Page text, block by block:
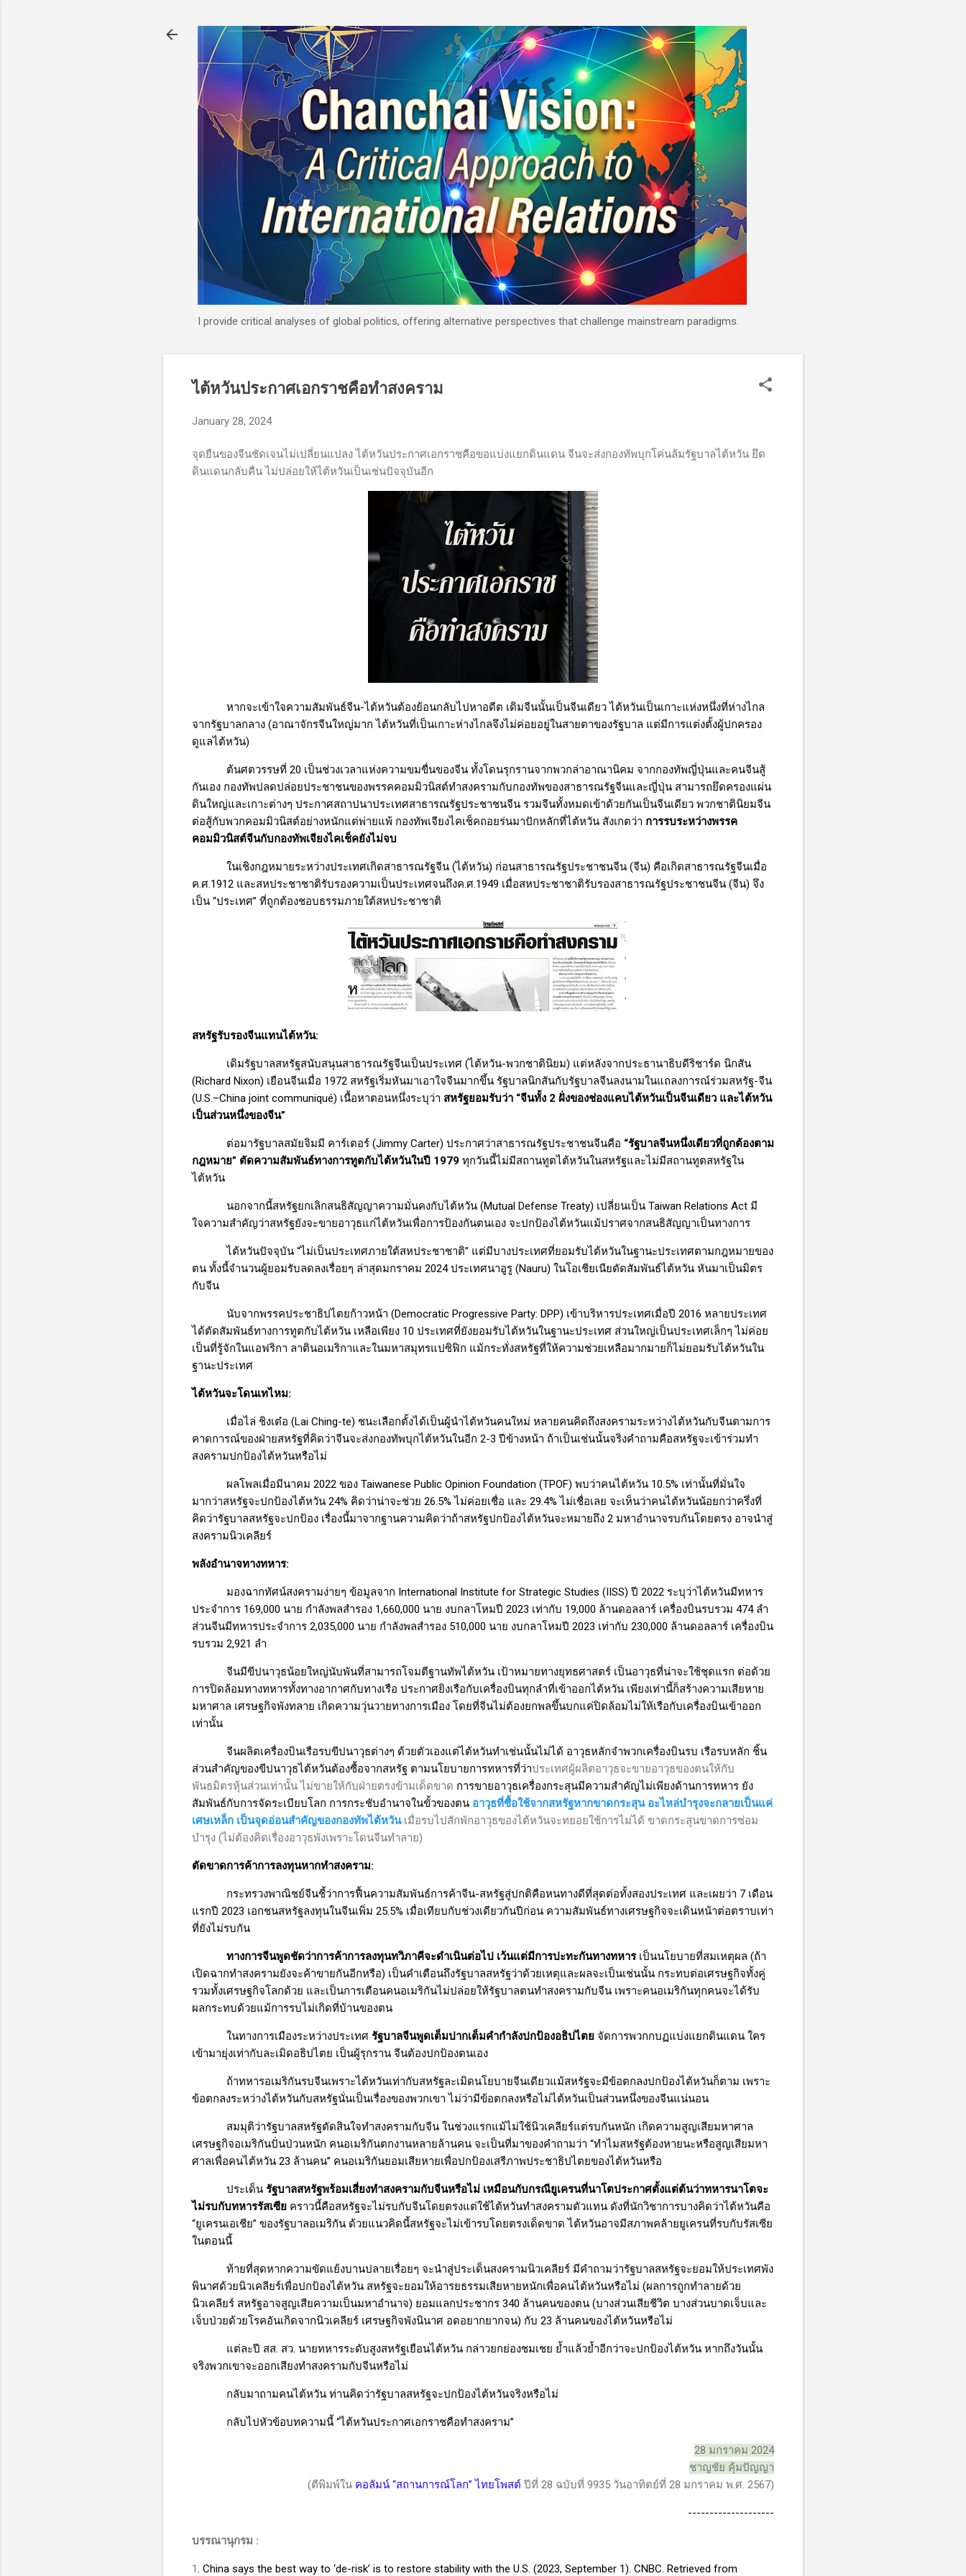
I provide critical analyses of global politics, offering alternative perspectives that challenge mainstream paradigms.
ไต้หวันประกาศเอกราชคือทำสงคราม
January 28, 2024
จุดยืนของจีนชัดเจนไม่เปลี่ยนแปลง ไต้หวันประกาศเอกราชคือขอแบ่งแยกดินแดน จีนจะส่งกองทัพบุกโค่นล้มรัฐบาลไต้หวัน ยึด
ดินแดนกลับคืน ไม่ปล่อยให้ไต้หวันเป็นเช่นปัจจุบันอีก
หากจะเข้าใจความสัมพันธ์จีน-ไต้หวันต้องย้อนกลับไปหาอดีต เดิมจีนนั้นเป็นจีนเดียว ไต้หวันเป็นเกาะแห่งหนึ่งที่ห่างไกล
จากรัฐบาลกลาง (อาณาจักรจีนใหญ่มาก ไต้หวันที่เป็นเกาะห่างไกลจึงไม่ค่อยอยู่ในสายตาของรัฐบาล แต่มีการแต่งตั้งผู้ปกครอง
ดูแลไต้หวัน)
ต้นศตวรรษที่ 20 เป็นช่วงเวลาแห่งความขมขื่นของจีน ทั้งโดนรุกรานจากพวกล่าอาณานิคม จากกองทัพญี่ปุ่นและคนจีนสู้
กันเอง กองทัพปลดปล่อยประชาชนของพรรคคอมมิวนิสต์ทำสงครามกับกองทัพของสาธารณรัฐจีนและญี่ปุ่น สามารถยึดครองแผ่น
ดินใหญ่และเกาะต่างๆ ประกาศสถาปนาประเทศสาธารณรัฐประชาชนจีน รวมจีนทั้งหมดเข้าด้วยกันเป็นจีนเดียว พวกชาตินิยมจีน
ต่อสู้กับพวกคอมมิวนิสต์อย่างหนักแต่พ่ายแพ้ กองทัพเจียงไคเช็คถอยร่นมาปักหลักที่ไต้หวัน สังเกตว่า การรบระหว่างพรรค
คอมมิวนิสต์จีนกับกองทัพเจียงไคเช็คยังไม่จบ
ในเชิงกฎหมายระหว่างประเทศเกิดสาธารณรัฐจีน (ไต้หวัน) ก่อนสาธารณรัฐประชาชนจีน (จีน) คือเกิดสาธารณรัฐจีนเมื่อ
ค.ศ.1912 และสหประชาชาติรับรองความเป็นประเทศจนถึงค.ศ.1949 เมื่อสหประชาชาติรับรองสาธารณรัฐประชาชนจีน (จีน) จึง
เป็น “ประเทศ” ที่ถูกต้องชอบธรรมภายใต้สหประชาชาติ
สหรัฐรับรองจีนแทนไต้หวัน:
เดิมรัฐบาลสหรัฐสนับสนุนสาธารณรัฐจีนเป็นประเทศ (ไต้หวัน-พวกชาตินิยม) แต่หลังจากประธานาธิบดีริชาร์ด นิกสัน
(Richard Nixon) เยือนจีนเมื่อ 1972 สหรัฐเริ่มหันมาเอาใจจีนมากขึ้น รัฐบาลนิกสันกับรัฐบาลจีนลงนามในแถลงการณ์ร่วมสหรัฐ-จีน
(U.S.–China joint communiqué) เนื้อหาตอนหนึ่งระบุว่า สหรัฐยอมรับว่า “จีนทั้ง 2 ฝั่งของช่องแคบไต้หวันเป็นจีนเดียว และไต้หวัน
เป็นส่วนหนึ่งของจีน”
ต่อมารัฐบาลสมัยจิมมี คาร์เตอร์ (Jimmy Carter) ประกาศว่าสาธารณรัฐประชาชนจีนคือ “รัฐบาลจีนหนึ่งเดียวที่ถูกต้องตาม
กฎหมาย” ตัดความสัมพันธ์ทางการทูตกับไต้หวันในปี 1979 ทุกวันนี้ไม่มีสถานทูตไต้หวันในสหรัฐและไม่มีสถานทูตสหรัฐใน
ไต้หวัน
นอกจากนี้สหรัฐยกเลิกสนธิสัญญาความมั่นคงกับไต้หวัน (Mutual Defense Treaty) เปลี่ยนเป็น Taiwan Relations Act มี
ใจความสำคัญว่าสหรัฐยังจะขายอาวุธแก่ไต้หวันเพื่อการป้องกันตนเอง จะปกป้องไต้หวันแม้ปราศจากสนธิสัญญาเป็นทางการ
ไต้หวันปัจจุบัน “ไม่เป็นประเทศภายใต้สหประชาชาติ” แต่มีบางประเทศที่ยอมรับไต้หวันในฐานะประเทศตามกฎหมายของ
ตน ทั้งนี้จำนวนผู้ยอมรับลดลงเรื่อยๆ ล่าสุดมกราคม 2024ประเทศนาอูรู (Nauru) ในโอเชียเนียตัดสัมพันธ์ไต้หวัน หันมาเป็นมิตร
กับจีน
นับจากพรรคประชาธิปไตยก้าวหน้า (Democratic Progressive Party: DPP) เข้าบริหารประเทศเมื่อปี 2016 หลายประเทศ
ได้ตัดสัมพันธ์ทางการทูตกับไต้หวัน เหลือเพียง 10 ประเทศที่ยังยอมรับไต้หวันในฐานะประเทศ ส่วนใหญ่เป็นประเทศเล็กๆ ไม่ค่อย
เป็นที่รู้จักในแอฟริกา ลาตินอเมริกาและในมหาสมุทรแปซิฟิก แม้กระทั่งสหรัฐที่ให้ความช่วยเหลือมากมายก็ไม่ยอมรับไต้หวันใน
ฐานะประเทศ
ไต้หวันจะโดนเทไหม:
เมื่อไล่ ชิงเต๋อ (Lai Ching-te) ชนะเลือกตั้งได้เป็นผู้นำไต้หวันคนใหม่ หลายคนคิดถึงสงครามระหว่างไต้หวันกับจีนตามการ
คาดการณ์ของฝ่ายสหรัฐที่คิดว่าจีนจะส่งกองทัพบุกไต้หวันในอีก 2-3 ปีข้างหน้า ถ้าเป็นเช่นนั้นจริงคำถามคือสหรัฐจะเข้าร่วมทำ
สงครามปกป้องไต้หวันหรือไม่
ผลโพลเมื่อมีนาคม 2022 ของ Taiwanese Public Opinion Foundation (TPOF) พบว่าคนไต้หวัน 10.5% เท่านั้นที่มั่นใจ
มากว่าสหรัฐจะปกป้องไต้หวัน 24% คิดว่าน่าจะช่วย 26.5% ไม่ค่อยเชื่อ และ 29.4% ไม่เชื่อเลย จะเห็นว่าคนไต้หวันน้อยกว่าครึ่งที่
คิดว่ารัฐบาลสหรัฐจะปกป้อง เรื่องนี้มาจากฐานความคิดว่าถ้าสหรัฐปกป้องไต้หวันจะหมายถึง 2 มหาอำนาจรบกันโดยตรง อาจนำสู่
สงครามนิวเคลียร์
พลังอำนาจทางทหาร:
มองฉากทัศน์สงครามง่ายๆ ข้อมูลจาก International Institute for Strategic Studies (IISS) ปี 2022 ระบุว่าไต้หวันมีทหาร
ประจำการ 169,000 นาย กำลังพลสำรอง 1,660,000 นาย งบกลาโหมปี 2023 เท่ากับ 19,000 ล้านดอลลาร์ เครื่องบินรบรวม 474 ลำ
ส่วนจีนมีทหารประจำการ 2,035,000 นาย กำลังพลสำรอง 510,000 นาย งบกลาโหมปี 2023 เท่ากับ 230,000 ล้านดอลลาร์ เครื่องบิน
รบรวม 2,921 ลำ
จีนมีขีปนาวุธน้อยใหญ่นับพันที่สามารถโจมตีฐานทัพไต้หวัน เป้าหมายทางยุทธศาสตร์ เป็นอาวุธที่น่าจะใช้ชุดแรก ต่อด้วย
การปิดล้อมทางทหารทั้งทางอากาศกับทางเรือ ประกาศยิงเรือกับเครื่องบินทุกลำที่เข้าออกไต้หวัน เพียงเท่านี้ก็สร้างความเสียหาย
มหาศาล เศรษฐกิจพังทลาย เกิดความวุ่นวายทางการเมือง โดยที่จีนไม่ต้องยกพลขึ้นบกแค่ปิดล้อมไม่ให้เรือกับเครื่องบินเข้าออก
เท่านั้น
จีนผลิตเครื่องบินเรือรบขีปนาวุธต่างๆ ด้วยตัวเองแต่ไต้หวันทำเช่นนั้นไม่ได้ อาวุธหลักจำพวกเครื่องบินรบ เรือรบหลัก ชิ้น
ส่วนสำคัญของขีปนาวุธไต้หวันต้องซื้อจากสหรัฐ ตามนโยบายการทหารที่ว่าประเทศผู้ผลิตอาวุธจะขายอาวุธของตนให้กับ
พันธมิตรหุ้นส่วนเท่านั้น ไม่ขายให้กับฝ่ายตรงข้ามเด็ดขาด การขายอาวุธเครื่องกระสุนมีความสำคัญไม่เพียงด้านการทหาร ยัง
สัมพันธ์กับการจัดระเบียบโลก การกระชับอำนาจในขั้วของตน อาวุธที่ซื้อใช้จากสหรัฐหากขาดกระสุน อะไหล่บำรุงจะกลายเป็นแค่
เศษเหล็ก เป็นจุดอ่อนสำคัญของกองทัพไต้หวันเมื่อรบไปสักพักอาวุธของไต้หวันจะทยอยใช้การไม่ได้ ขาดกระสุนขาดการซ่อม
บำรุง (ไม่ต้องคิดเรื่องอาวุธพังเพราะโดนจีนทำลาย)
ตัดขาดการค้าการลงทุนหากทำสงคราม:
กระทรวงพาณิชย์จีนชี้ว่าการฟื้นความสัมพันธ์การค้าจีน-สหรัฐสู่ปกติคือหนทางดีที่สุดต่อทั้งสองประเทศ และเผยว่า 7 เดือน
แรกปี 2023 เอกชนสหรัฐลงทุนในจีนเพิ่ม 25.5% เมื่อเทียบกับช่วงเดียวกันปีก่อน ความสัมพันธ์ทางเศรษฐกิจจะเดินหน้าต่อตราบเท่า
ที่ยังไม่รบกัน
ทางการจีนพูดชัดว่าการค้าการลงทุนทวิภาคีจะดำเนินต่อไป เว้นแต่มีการปะทะกันทางทหารเป็นนโยบายที่สมเหตุผล (ถ้า
เปิดฉากทำสงครามยังจะค้าขายกันอีกหรือ) เป็นคำเตือนถึงรัฐบาลสหรัฐว่าด้วยเหตุและผลจะเป็นเช่นนั้น กระทบต่อเศรษฐกิจทั้งคู่
รวมทั้งเศรษฐกิจโลกด้วย และเป็นการเตือนคนอเมริกันไม่ปล่อยให้รัฐบาลตนทำสงครามกับจีน เพราะคนอเมริกันทุกคนจะได้รับ
ผลกระทบด้วยแม้การรบไม่เกิดที่บ้านของตน
ในทางการเมืองระหว่างประเทศ รัฐบาลจีนพูดเต็มปากเต็มคำกำลังปกป้องอธิปไตย จัดการพวกกบฏแบ่งแยกดินแดน ใคร
เข้ามายุ่งเท่ากับละเมิดอธิปไตย เป็นผู้รุกราน จีนต้องปกป้องตนเอง
ถ้าทหารอเมริกันรบจีนเพราะไต้หวันเท่ากับสหรัฐละเมิดนโยบายจีนเดียวแม้สหรัฐจะมีข้อตกลงปกป้องไต้หวันก็ตาม เพราะ
ข้อตกลงระหว่างไต้หวันกับสหรัฐนั่นเป็นเรื่องของพวกเขา ไม่ว่ามีข้อตกลงหรือไม่ไต้หวันเป็นส่วนหนึ่งของจีนแน่นอน
สมมุติว่ารัฐบาลสหรัฐตัดสินใจทำสงครามกับจีน ในช่วงแรกแม้ไม่ใช้นิวเคลียร์แต่รบกันหนัก เกิดความสูญเสียมหาศาล
เศรษฐกิจอเมริกันปั่นป่วนหนัก คนอเมริกันตกงานหลายล้านคน จะเป็นที่มาของคำถามว่า “ทำไมสหรัฐต้องหายนะหรือสูญเสียมหา
ศาลเพื่อคนไต้หวัน 23 ล้านคน” คนอเมริกันยอมเสียหายเพื่อปกป้องเสรีภาพประชาธิปไตยของไต้หวันหรือ
ประเด็น รัฐบาลสหรัฐพร้อมเสี่ยงทำสงครามกับจีนหรือไม่ เหมือนกับกรณียูเครนที่นาโตประกาศตั้งแต่ต้นว่าทหารนาโตจะ
ไม่รบกับทหารรัสเซีย คราวนี้คือสหรัฐจะไม่รบกับจีนโดยตรงแต่ใช้ไต้หวันทำสงครามตัวแทน ดังที่นักวิชาการบางคิดว่าไต้หวันคือ
“ยูเครนเอเชีย” ของรัฐบาลอเมริกัน ด้วยแนวคิดนี้สหรัฐจะไม่เข้ารบโดยตรงเด็ดขาด ไต้หวันอาจมีสภาพคล้ายยูเครนที่รบกับรัสเซีย
ในตอนนี้
ท้ายที่สุดหากความขัดแย้งบานปลายเรื่อยๆ จะนำสู่ประเด็นสงครามนิวเคลียร์ มีคำถามว่ารัฐบาลสหรัฐจะยอมให้ประเทศพัง
พินาศด้วยนิวเคลียร์เพื่อปกป้องไต้หวัน สหรัฐจะยอมให้อารยธรรมเสียหายหนักเพื่อคนไต้หวันหรือไม่ (ผลการถูกทำลายด้วย
นิวเคลียร์ สหรัฐอาจสูญเสียความเป็นมหาอำนาจ) ยอมแลกประชากร 340 ล้านคนของตน (บางส่วนเสียชีวิต บางส่วนบาดเจ็บและ
เจ็บป่วยด้วยโรคอันเกิดจากนิวเคลียร์ เศรษฐกิจพังนินาศ อดอยากยากจน) กับ 23 ล้านคนของไต้หวันหรือไม่
แต่ละปี สส. สว. นายทหารระดับสูงสหรัฐเยือนไต้หวัน กล่าวยกย่องชมเชย ย้ำแล้วย้ำอีกว่าจะปกป้องไต้หวัน หากถึงวันนั้น
จริงพวกเขาจะออกเสียงทำสงครามกับจีนหรือไม่
กลับมาถามคนไต้หวัน ท่านคิดว่ารัฐบาลสหรัฐจะปกป้องไต้หวันจริงหรือไม่
กลับไปหัวข้อบทความนี้ “ไต้หวันประกาศเอกราชคือทำสงคราม”
28 มกราคม 2024
ชาญชัย คุ้มปัญญา
(ตีพิมพ์ใน คอลัมน์ “สถานการณ์โลก” ไทยโพสต์ ปีที่ 28 ฉบับที่ 9935 วันอาทิตย์ที่ 28 มกราคม พ.ศ. 2567)
--------------------
บรรณานุกรม :
1. China says the best way to ‘de-risk’ is to restore stability with the U.S. (2023, September 1). CNBC. Retrieved from